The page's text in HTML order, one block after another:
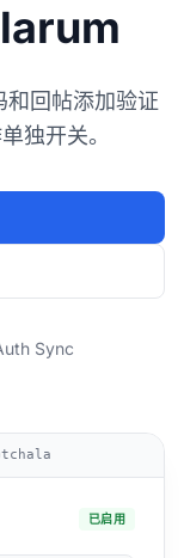
回帖添加验证
独开关。
Sync
已启用